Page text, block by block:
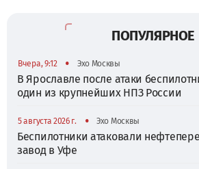
ПОПУЛЯРНОЕ
Вчера, 9:12 • Эхо Москвы
В Ярославле после атаки
один из крупнейших НПЗ России
5 августа 2026 г. • Эхо Москвы
Беспилотники атаковали
завод в Уфе